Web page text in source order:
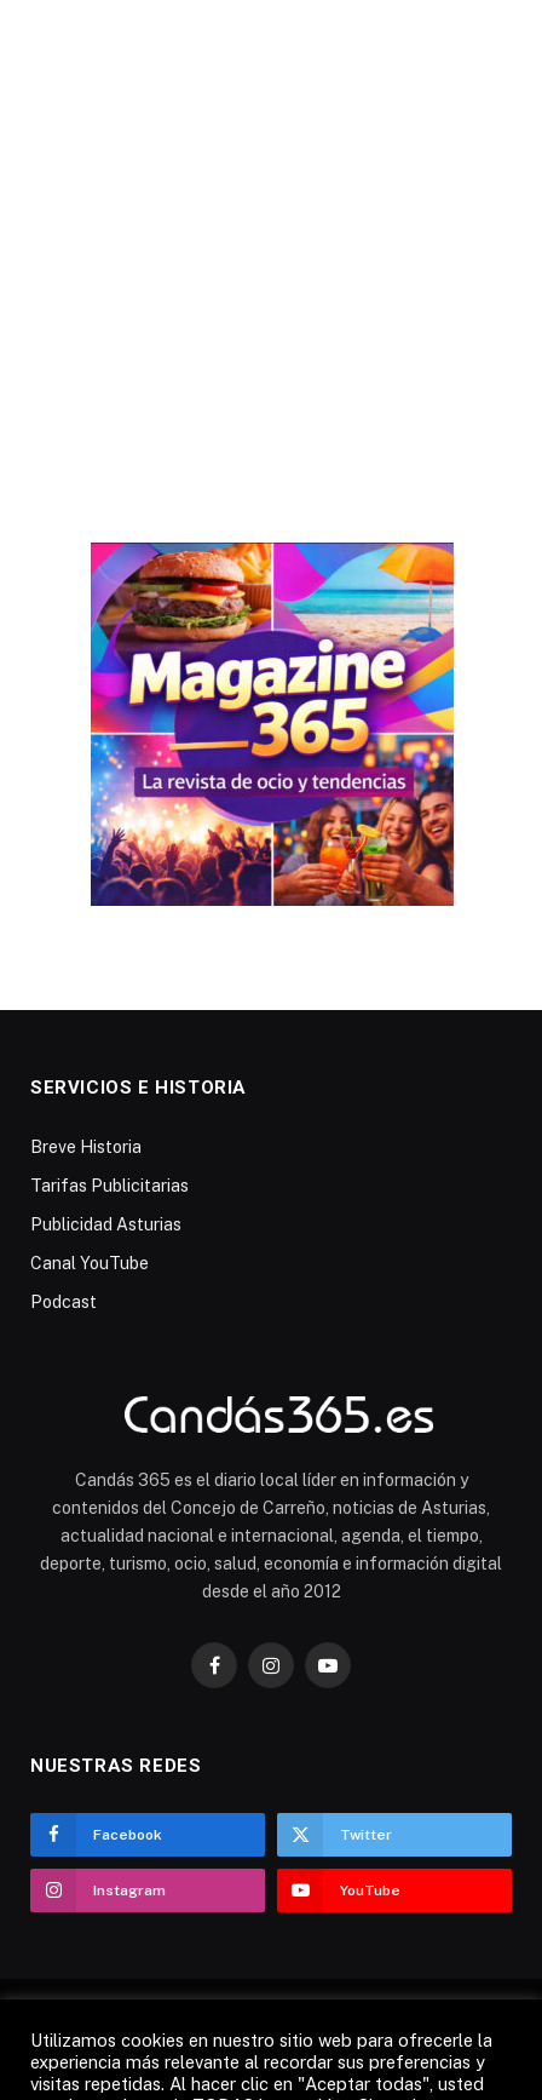
SERVICIOS E HISTORIA
Breve Historia
Tarifas Publicitarias
Publicidad Asturias
Canal YouTube
Podcast
Candás 365 es el diario local líder en información y
contenidos del Concejo de Carreño, noticias de Asturias,
actualidad nacional e internacional, agenda, el tiempo,
deporte, turismo, ocio, salud, economía e información digital
desde el año 2012
FacebookInstagramYouTube
NUESTRAS REDES
Facebook Twitter
Instagram YouTube
AVISO LEGAL POLÍTICA DE COOKIES
POLÍTICA DE PRIVACIDAD CANDÁS 365 TV RADIO
Utilizamos cookies en nuestro sitio web para ofrecerle la
experiencia más relevante al recordar sus preferencias y
visitas repetidas. Al hacer clic en "Aceptar todas", usted